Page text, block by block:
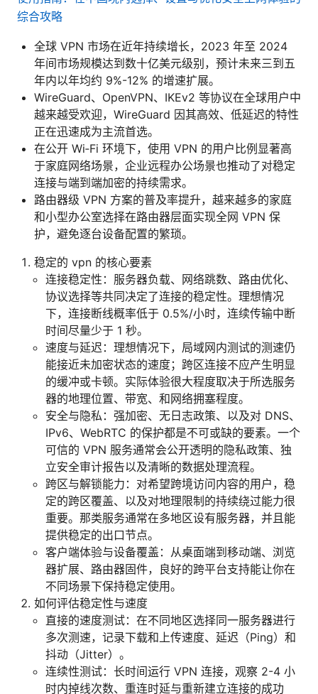
综合攻略
全球 VPN 市场在近年持续增长，2023 年至 2024
年间市场规模达到数十亿美元级别，预计未来三到五
年内以年均约 9%-12% 的增速扩展。
WireGuard、OpenVPN、IKEv2 等协议在全球用户中
越来越受欢迎，WireGuard 因其高效、低延迟的特性
正在迅速成为主流首选。
在公开 Wi‑Fi 环境下，使用 VPN 的用户比例显著高
于家庭网络场景，企业远程办公场景也推动了对稳定
连接与端到端加密的持续需求。
路由器级 VPN 方案的普及率提升，越来越多的家庭
和小型办公室选择在路由器层面实现全网 VPN 保
护，避免逐台设备配置的繁琐。
稳定的 vpn 的核心要素
连接稳定性：服务器负载、网络跳数、路由优化、
协议选择等共同决定了连接的稳定性。理想情况
下，连接断线概率低于 0.5%/小时，连续传输中断
时间尽量少于 1 秒。
速度与延迟：理想情况下，局域网内测试的测速仍
能接近未加密状态的速度；跨区连接不应产生明显
的缓冲或卡顿。实际体验很大程度取决于所选服务
器的地理位置、带宽、和网络拥塞程度。
安全与隐私：强加密、无日志政策、以及对 DNS、
IPv6、WebRTC 的保护都是不可或缺的要素。一个
可信的 VPN 服务通常会公开透明的隐私政策、独
立安全审计报告以及清晰的数据处理流程。
跨区与解锁能力：对希望跨境访问内容的用户，稳
定的跨区覆盖、以及对地理限制的持续绕过能力很
重要。那类服务通常在多地区设有服务器，并且能
提供稳定的出口节点。
客户端体验与设备覆盖：从桌面端到移动端、浏览
器扩展、路由器固件，良好的跨平台支持能让你在
不同场景下保持稳定使用。
如何评估稳定性与速度
直接的速度测试：在不同地区选择同一服务器进行
多次测速，记录下载和上传速度、延迟（Ping）和
抖动（Jitter）。
连续性测试：长时间运行 VPN 连接，观察 2-4 小
时内掉线次数、重连时延与重新建立连接的成功